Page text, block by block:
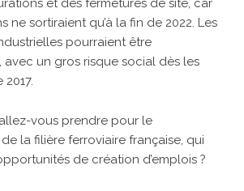
et des fermetures de site, car
ne sortiraient qu’à la fin de 2022. Les
pourraient être
avec un gros risque social dès les
vous prendre pour le
la filière ferroviaire française, qui
de création d’emplois ?